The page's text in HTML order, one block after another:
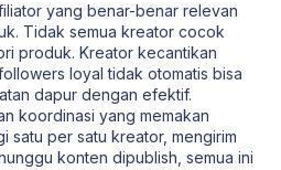
yang benar-benar relevan
Tidak semua kreator cocok
produk. Kreator kecantikan
loyal tidak otomatis bisa
dapur dengan efektif.
koordinasi yang memakan
satu per satu kreator, mengirim
konten dipublish, semua ini